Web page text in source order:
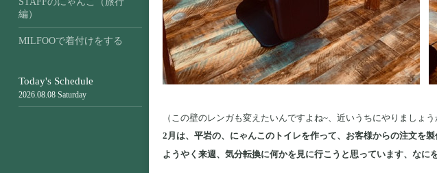
（この壁のレンガも変えたいんですよね~、近いうちにやりましょう
2月は、平岩の、にゃんこのトイレを作って、お客様からの注文を
ようやく来週、気分転換に何かを見に行こうと思っています、なに
編）
MILFOOで着付けをする
Today's Schedule
2026.08.08 Saturday